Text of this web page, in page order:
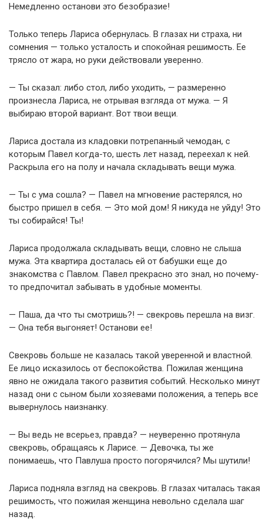
Немедленно останови это безобразие!
Только теперь Лариса обернулась. В глазах ни страха, ни
сомнения — только усталость и спокойная решимость. Ее
трясло от жара, но руки действовали уверенно.
— Ты сказал: либо стол, либо уходить, — размеренно
произнесла Лариса, не отрывая взгляда от мужа. — Я
выбираю второй вариант. Вот твои вещи.
Лариса достала из кладовки потрепанный чемодан, с
которым Павел когда-то, шесть лет назад, переехал к ней.
Раскрыла его на полу и начала складывать вещи мужа.
— Ты с ума сошла? — Павел на мгновение растерялся, но
быстро пришел в себя. — Это мой дом! Я никуда не уйду! Это
ты собирайся! Ты!
Лариса продолжала складывать вещи, словно не слыша
мужа. Эта квартира досталась ей от бабушки еще до
знакомства с Павлом. Павел прекрасно это знал, но почему-
то предпочитал забывать в удобные моменты.
— Паша, да что ты смотришь?! — свекровь перешла на визг.
— Она тебя выгоняет! Останови ее!
Свекровь больше не казалась такой уверенной и властной.
Ее лицо исказилось от беспокойства. Пожилая женщина
явно не ожидала такого развития событий. Несколько минут
назад они с сыном были хозяевами положения, а теперь все
вывернулось наизнанку.
— Вы ведь не всерьез, правда? — неуверенно протянула
свекровь, обращаясь к Ларисе. — Девочка, ты же
понимаешь, что Павлуша просто погорячился? Мы шутили!
Лариса подняла взгляд на свекровь. В глазах читалась такая
решимость, что пожилая женщина невольно сделала шаг
назад.